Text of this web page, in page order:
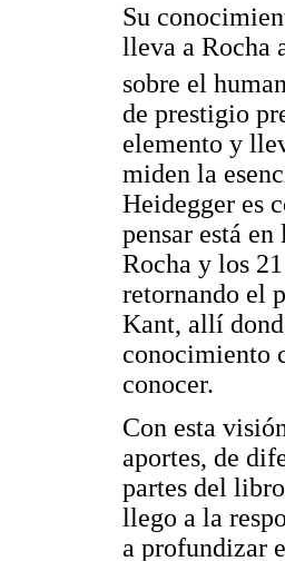
Su
lleva a Rocha
sobre el
de prestigio
elemento y
miden la
Heidegger es
pensar está
Rocha y los
retornando el
Kant, allí
conocimiento
conocer.
Con esta
aportes, de
partes del
llego a la
a profundizar